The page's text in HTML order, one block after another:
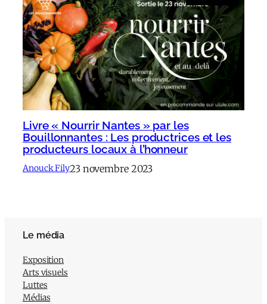
Livre « Nourrir Nantes » par les
Bouillonnantes : Les productrices et les
producteurs locaux à l’honneur
Anouck Fily23 novembre 2023
Le média
Exposition
Arts visuels
Luttes
Médias